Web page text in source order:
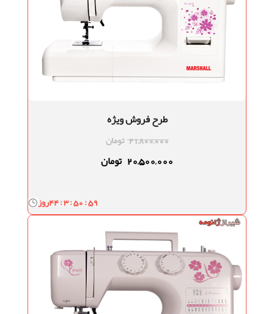
طرح فروش ویژه
21,800,000 تومان
20,500,000 تومان
روز44 : 3 : 50 : 58